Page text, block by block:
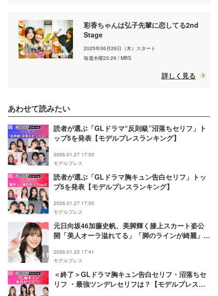
彩香ちゃんは弘子先輩に恋してる2nd
Stage
2025年06月26日（木）スタート
毎週木曜25:29 / MBS
詳しく見る
あわせて読みたい
読者が選ぶ「GLドラマ“反則級”沼落ちセリフ」ト
ップ5を発表【モデルプレスランキング】
2026.01.27 17:00
モデルプレス
読者が選ぶ「GLドラマ胸キュン告白セリフ」トッ
プ5を発表【モデルプレスランキング】
2026.01.27 17:00
モデルプレス
元日向坂46加藤史帆、美脚輝く膝上スカート姿公
開「美人オーラ溢れてる」「脚のラインが綺麗」と
2026.01.22 17:41
モデルプレス
＜終了＞GLドラマ胸キュン告白セリフ・沼落ちセ
リフ ・最強ツンデレセリフは？【モデルプレスラ